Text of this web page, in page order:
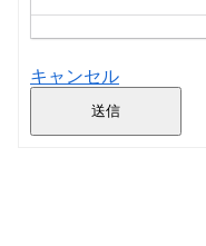
キャンセル
送信